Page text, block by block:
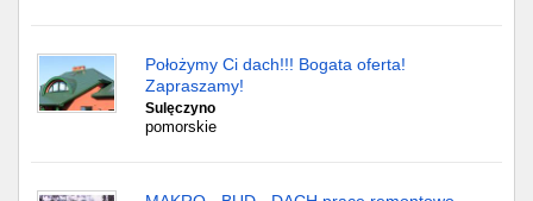
Położymy Ci dach!!! Bogata oferta!
Zapraszamy!
Sulęczyno
pomorskie